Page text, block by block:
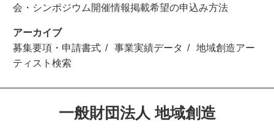
会・シンポジウム開催情報掲載希望の申込み方法
アーカイブ
募集要項・申請書式
事業実績データ
地域創造アー
ティスト検索
一般財団法人 地域創造